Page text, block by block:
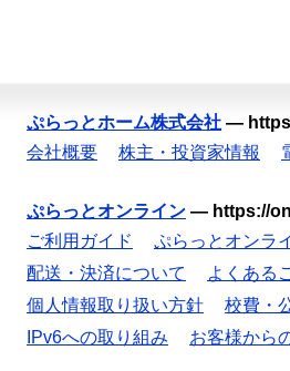
ぷらっとホーム株式会社 —
会社概要
株主・投資家情報
ぷらっとオンライン — https://
ご利用ガイド
ぷらっとオンラ
配送・決済について
よくある
個人情報取り扱い方針
校費・
IPv6への取り組み
お客様から